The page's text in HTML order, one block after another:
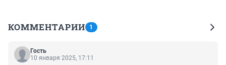
КОММЕНТАРИИ 1
Гость
10 января 2025, 17:11